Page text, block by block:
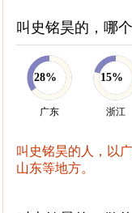
叫史铭昊的，哪
28%
广东
15%
浙江
叫史铭昊的人，以
山东等地方。